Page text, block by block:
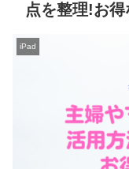
点を整理!お
iPad